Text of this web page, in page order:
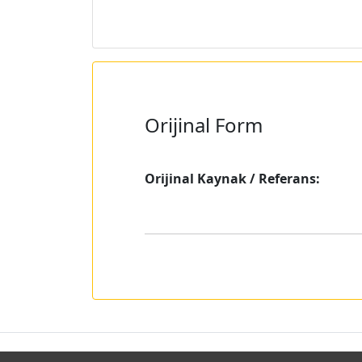
Orijinal Form
Orijinal Kaynak / Referans: